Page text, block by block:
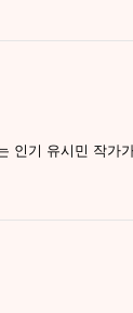
인기 유시민 작